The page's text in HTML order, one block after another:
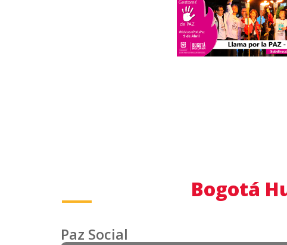
Bogotá
Paz Social